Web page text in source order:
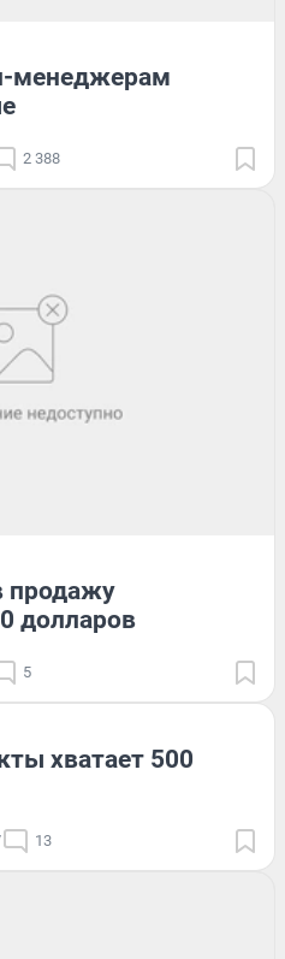
менеджерам
2 388
продажу
долларов
5
хватает 500
13